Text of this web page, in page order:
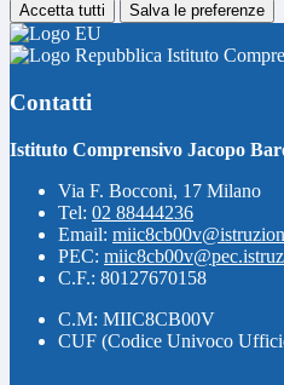
Accetta tutti Salva le preferenze
Istituto
Contatti
Istituto Comprensivo Jacopo
Via F. Bocconi, 17 Milano
Tel: 02 88444236
Email:
PEC:
C.F.: 80127670158
C.M: MIIC8CB00V
CUF (Codice Univoco